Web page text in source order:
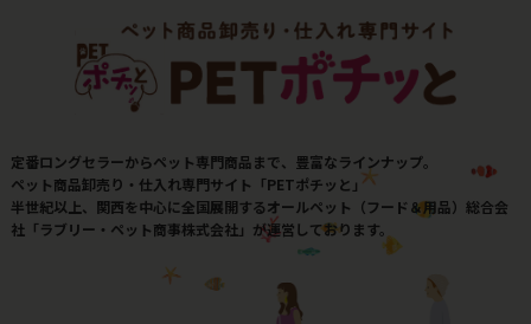
定番ロングセラーからペット専門商品まで、豊富なラインナップ。
ペット商品卸売り・仕入れ専門サイト「PETポチッと」
半世紀以上、関西を中心に全国展開するオールペット（フード＆用品）総合会
社「ラブリー・ペット商事株式会社」が運営しております。